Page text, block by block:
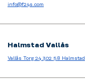
info@f24s.com
Halmstad Vallås
Vallås Torg 24 302 58 Halmstad